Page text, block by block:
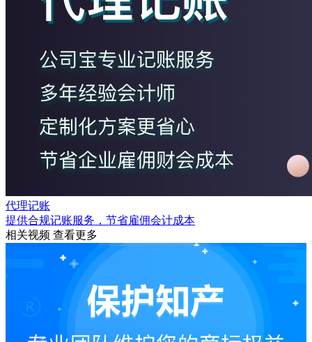
代理记账
提供合规记账服务，节省雇佣会计成本
相关视频 查看更多